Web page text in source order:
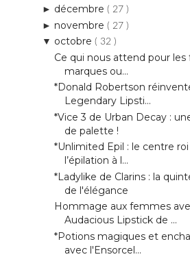
► décembre ( 27 )
► novembre ( 27 )
▼ octobre ( 32 )
Ce qui nous attend pour les
marques ou...
*Donald Robertson
Legendary Lipsti...
*Vice 3 de Urban Decay :
de palette !
*Unlimited Epil : le centre
l’épilation à l...
*Ladylike de Clarins : la
de l'élégance
Hommage aux femmes
Audacious Lipstick de ...
*Potions magiques et
avec l'Ensorcel...